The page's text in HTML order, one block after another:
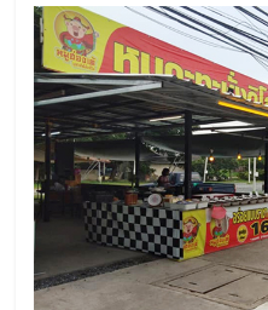
พร้อม
ทำเล
สำหรับ
เปิด
ร้าน